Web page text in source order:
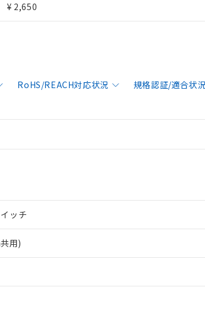
¥ 2,650
RoHS/REACH対応状況 規格認証/適合状況
ッチ
用)